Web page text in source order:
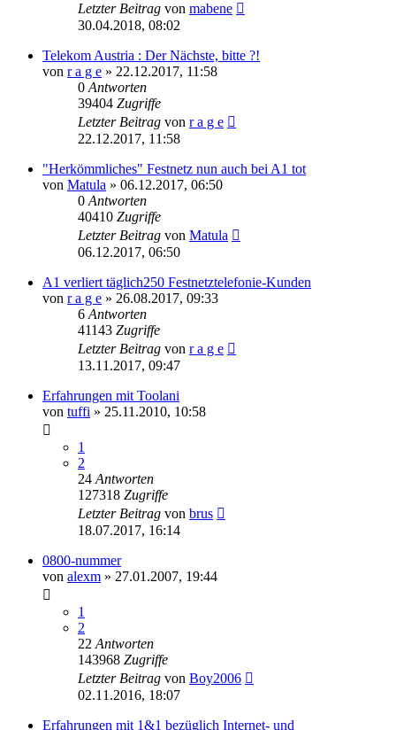
Letzter Beitrag von mabene
30.04.2018, 08:02
Telekom Austria : Der Nächste, bitte ?!
von r a g e » 22.12.2017, 11:58
0 Antworten
39404 Zugriffe
Letzter Beitrag von r a g e
22.12.2017, 11:58
"Herkömmliches" Festnetz nun auch bei A1 tot
von Matula » 06.12.2017, 06:50
0 Antworten
40410 Zugriffe
Letzter Beitrag von Matula
06.12.2017, 06:50
A1 verliert täglich250 Festnetztelefonie-Kunden
von r a g e » 26.08.2017, 09:33
6 Antworten
41143 Zugriffe
Letzter Beitrag von r a g e
13.11.2017, 09:47
Erfahrungen mit Toolani
von tuffi » 25.11.2010, 10:58
1
2
24 Antworten
127318 Zugriffe
Letzter Beitrag von brus
18.07.2017, 16:14
0800-nummer
von alexm » 27.01.2007, 19:44
1
2
22 Antworten
143968 Zugriffe
Letzter Beitrag von Boy2006
02.11.2016, 18:07
Erfahrungen mit 1&1 bezüglich Internet- und